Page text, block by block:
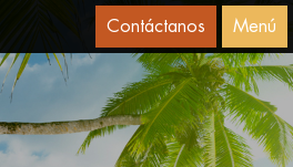
Contáctanos Menú